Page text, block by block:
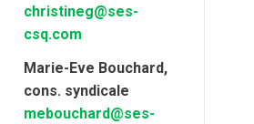
christineg@ses-
csq.com
Marie-Eve Bouchard,
cons. syndicale
mebouchard@ses-